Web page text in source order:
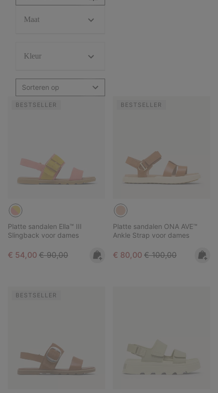
Maat
Kleur
Sorteren op
BESTSELLER
Platte sandalen Ella™ III
Slingback voor dames
Sale price:
€ 54,00 Regular price:
€ 90,00
BESTSELLER
Platte sandalen ONA AVE™
Ankle Strap voor dames
Sale price:
€ 80,00 Regular price:
€ 100,00
BESTSELLER